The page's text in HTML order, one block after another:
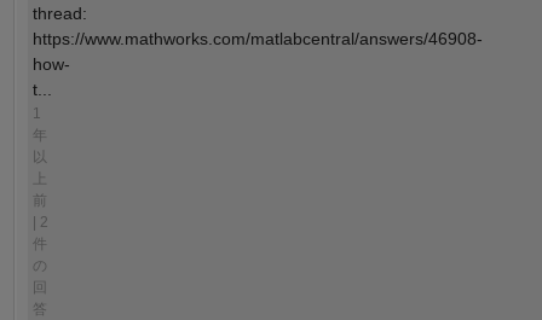
thread:
https://www.mathworks.com/matlabcentral/answers/46908-
how-
t...
1
年
以
前
| 2
件
の
回
答